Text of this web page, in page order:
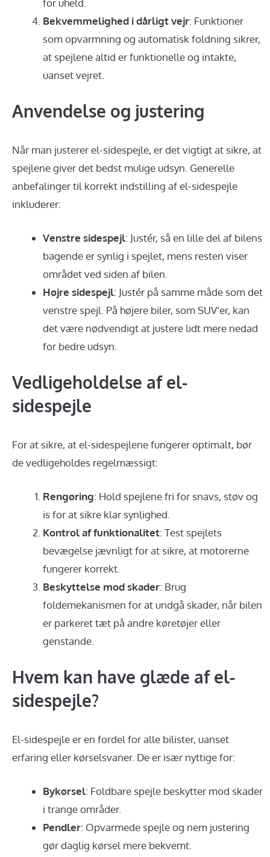
Bekvemmelighed i dårligt vejr: Funktioner
som opvarmning og automatisk foldning sikrer,
at spejlene altid er funktionelle og intakte,
uanset vejret.
Anvendelse og justering
Når man justerer el-sidespejle, er det vigtigt at sikre, at
spejlene giver det bedst mulige udsyn. Generelle
anbefalinger til korrekt indstilling af el-sidespejle
inkluderer:
Venstre sidespejl: Justér, så en lille del af bilens
bagende er synlig i spejlet, mens resten viser
området ved siden af bilen.
Højre sidespejl: Justér på samme måde som det
venstre spejl. På højere biler, som SUV’er, kan
det være nødvendigt at justere lidt mere nedad
for bedre udsyn.
Vedligeholdelse af el-
sidespejle
For at sikre, at el-sidespejlene fungerer optimalt, bør
de vedligeholdes regelmæssigt:
Rengøring: Hold spejlene fri for snavs, støv og
is for at sikre klar synlighed.
Kontrol af funktionalitet: Test spejlets
bevægelse jævnligt for at sikre, at motorerne
fungerer korrekt.
Beskyttelse mod skader: Brug
foldemekanismen for at undgå skader, når bilen
er parkeret tæt på andre køretøjer eller
genstande.
Hvem kan have glæde af el-
sidespejle?
El-sidespejle er en fordel for alle bilister, uanset
erfaring eller kørselsvaner. De er især nyttige for:
Bykørsel: Foldbare spejle beskytter mod skader
i trange områder.
Pendler: Opvarmede spejle og nem justering
gør daglig kørsel mere bekvemt.